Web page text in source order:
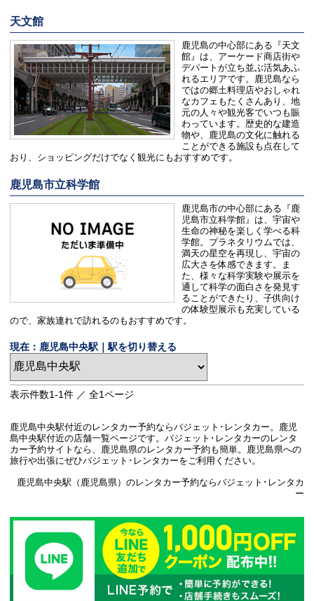
天文館
鹿児島の中心部にある『天文
館』は、アーケード商店街や
デパートが立ち並ぶ活気あふ
れるエリアです。鹿児島なら
ではの郷土料理店やおしゃれ
なカフェもたくさんあり、地
元の人々や観光客でいつも賑
わっています。歴史的な建造
物や、鹿児島の文化に触れる
ことができる施設も点在して
おり、ショッピングだけでなく観光にもおすすめです。
鹿児島市立科学館
鹿児島市の中心部にある『鹿
児島市立科学館』は、宇宙や
生命の神秘を楽しく学べる科
学館。プラネタリウムでは、
満天の星空を再現し、宇宙の
広大さを体感できます。ま
た、様々な科学実験や展示を
通して科学の面白さを発見す
ることができたり、子供向け
の体験型展示も充実している
ので、家族連れで訪れるのもおすすめです。
現在：鹿児島中央駅｜駅を切り替える
表示件数1-1件 ／ 全1ページ
鹿児島中央駅付近のレンタカー予約ならバジェット･レンタカー。鹿児
島中央駅付近の店舗一覧ページです。バジェット･レンタカーのレンタ
カー予約サイトなら、鹿児島県のレンタカー予約も簡単。鹿児島県への
旅行や出張にぜひバジェット･レンタカーをご利用ください。
鹿児島中央駅（鹿児島県）のレンタカー予約ならバジェット･レンタカ
ー